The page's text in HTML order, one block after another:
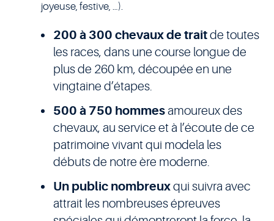
joyeuse, festive, …).
200 à 300 chevaux de traitde toutes
les races, dans une course longue de
plus de 260 km, découpée en une
vingtaine d’étapes.
500 à 750 hommesamoureux des
chevaux, au service et à l’écoute de ce
patrimoine vivant qui modela les
débuts de notre ère moderne.
Un public nombreuxqui suivra avec
attrait les nombreuses épreuves